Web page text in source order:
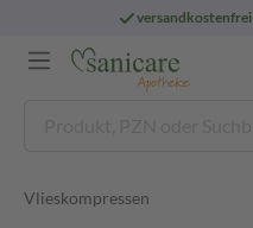
versandkostenfrei
Vlieskompressen